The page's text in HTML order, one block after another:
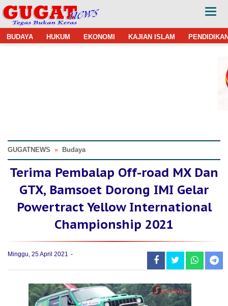
BUDAYA HUKUM EKONOMI KAJIAN ISLAM
GUGATNEWS » Budaya
Terima Pembalap Off-road MX Dan
GTX, Bamsoet Dorong IMI Gelar
Powertract Yellow International
Championship 2021
Minggu, 25 April 2021